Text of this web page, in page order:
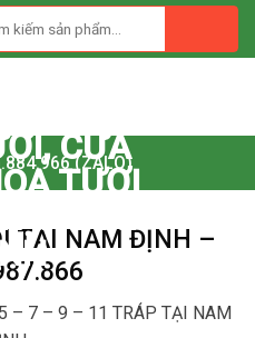
(ZALO)
TẠI NAM ĐỊNH –
– 7 – 9 – 11 TRÁP TẠI NAM